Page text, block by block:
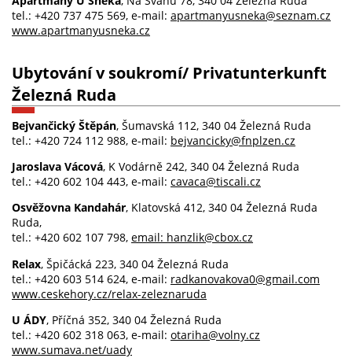
tel.: +420 737 475 569, e-mail: apartmanyusneka@seznam.cz
www.apartmanyusneka.cz
Ubytování v soukromí/ Privatunterkunft
Železná Ruda
Bejvančický Štěpán, Šumavská 112, 340 04 Železná Ruda
tel.: +420 724 112 988, e-mail: bejvancicky@fnplzen.cz
Jaroslava Vácová, K Vodárně 242, 340 04 Železná Ruda
tel.: +420 602 104 443, e-mail: cavaca@tiscali.cz
Osvěžovna Kandahár, Klatovská 412, 340 04 Železná Ruda
Ruda,
tel.: +420 602 107 798, email: hanzlik@cbox.cz
Relax, Špičácká 223, 340 04 Železná Ruda
tel.: +420 603 514 624, e-mail: radkanovakova0@gmail.com
www.ceskehory.cz/relax-zeleznaruda
U ÁDY, Příčná 352, 340 04 Železná Ruda
tel.: +420 602 318 063, e-mail: otariha@volny.cz
www.sumava.net/uady